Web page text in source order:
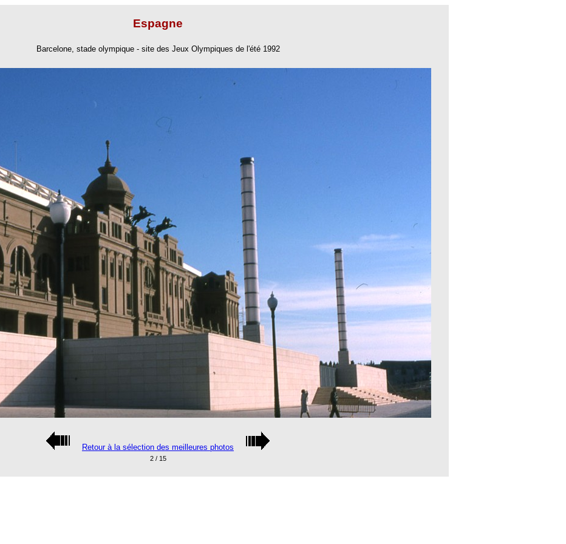
Espagne
Barcelone, stade olympique - site des Jeux Olympiques de l'été 1992
Retour à la sélection des meilleures photos
2 / 15